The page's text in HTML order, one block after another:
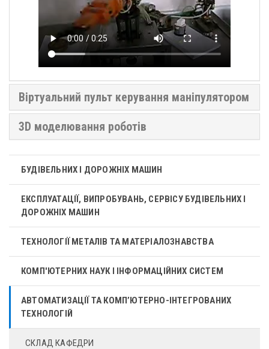
Віртуальний пульт керування маніпулятором
3D моделювання роботів
БУДІВЕЛЬНИХ І ДОРОЖНІХ МАШИН
ЕКСПЛУАТАЦІЇ, ВИПРОБУВАНЬ, СЕРВІСУ БУДІВЕЛЬНИХ І
ДОРОЖНІХ МАШИН
ТЕХНОЛОГІЇ МЕТАЛІВ ТА МАТЕРІАЛОЗНАВСТВА
КОМП'ЮТЕРНИХ НАУК І ІНФОРМАЦІЙНИХ СИСТЕМ
АВТОМАТИЗАЦІЇ ТА КОМП’ЮТЕРНО-ІНТЕГРОВАНИХ
ТЕХНОЛОГІЙ
СКЛАД КАФЕДРИ